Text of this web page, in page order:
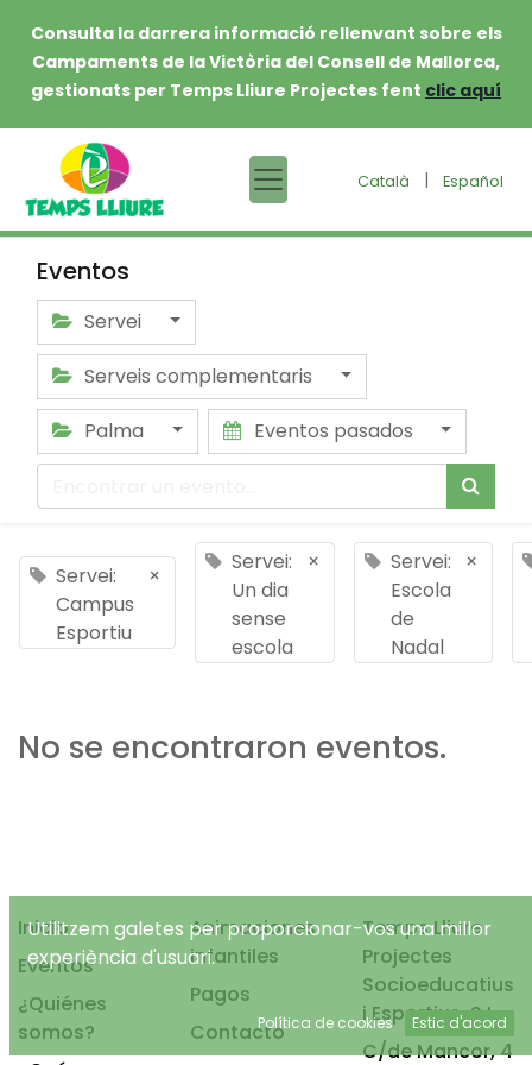
Consulta la darrera informació rellenvant sobre els
Campaments de la Victòria del Consell de Mallorca,
gestionats per Temps Lliure Projectes fent clic aquí
Català | Español
Eventos
Servei
Serveis complementaris
Palma
Eventos pasados
Servei:
Campus
Esportiu
×
Servei:
Un dia
sense
escola
×
Servei:
Escola
de
Nadal
×
No se encontraron eventos.
Inicio
Eventos
¿Quiénes
somos?
Animaciones
infantiles
Pagos
Contacto
Temps Lliure
Projectes
Socioeducatius
i Esportius, S.L.
C/de Mancor, 4
Utilitzem galetes per proporcionar-vos una millor
experiència d'usuari.
Política de cookies Estic d'acord